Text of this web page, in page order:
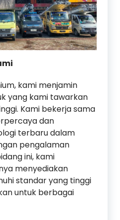
kami menjamin
yang kami tawarkan
Kami bekerja sama
dan
terbaru dalam
pengalaman
ini, kami
menyediakan
standar yang tinggi
untuk berbagai